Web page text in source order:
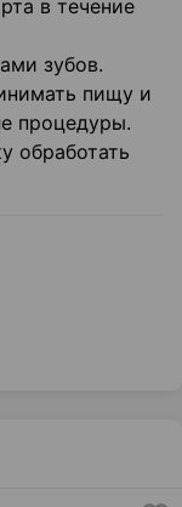
в течение
зубов.
пищу и
процедуры.
обработать